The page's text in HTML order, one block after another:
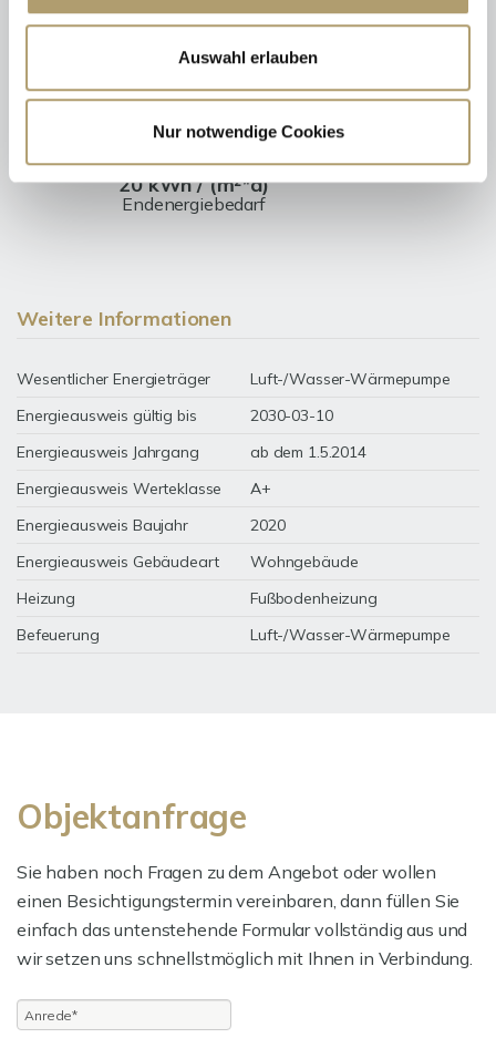
Auswahl erlauben
Nur notwendige Cookies
Energieausweis (Bedarfsausweis)
20 kWh / (m²*a)
Endenergiebedarf
Weitere Informationen
Wesentlicher Energieträger
Luft-/Wasser-Wärmepumpe
Energieausweis gültig bis
2030-03-10
Energieausweis Jahrgang
ab dem 1.5.2014
Energieausweis Werteklasse
A+
Energieausweis Baujahr
2020
Energieausweis Gebäudeart
Wohngebäude
Heizung
Fußbodenheizung
Befeuerung
Luft-/Wasser-Wärmepumpe
Objektanfrage
Sie haben noch Fragen zu dem Angebot oder wollen
einen Besichtigungstermin vereinbaren, dann füllen Sie
einfach das untenstehende Formular vollständig aus und
wir setzen uns schnellstmöglich mit Ihnen in Verbindung.